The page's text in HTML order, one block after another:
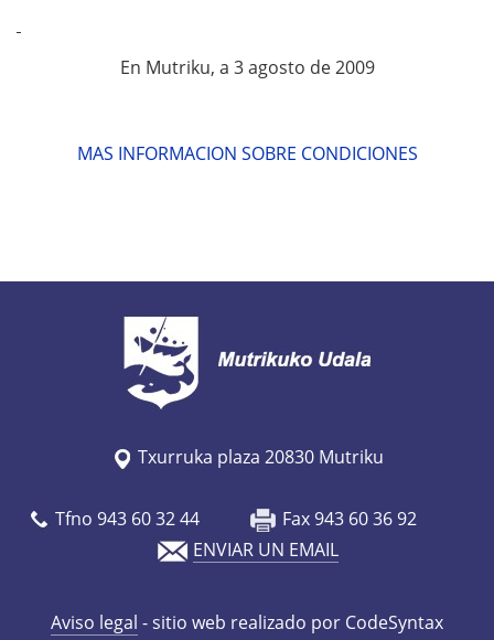
En Mutriku, a 3 agosto de 2009
MAS INFORMACION SOBRE CONDICIONES
Txurruka plaza 20830 Mutriku
Tfno 943 60 32 44
Fax 943 60 36 92
ENVIAR UN EMAIL
Aviso legal - sitio web realizado por CodeSyntax